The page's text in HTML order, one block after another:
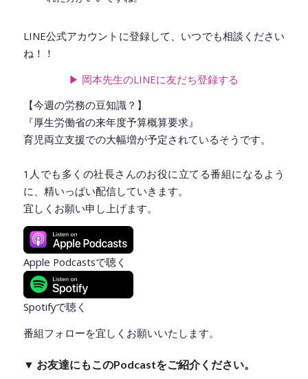
LINE公式アカウントに登録して、いつでも相談ください
ね！！
▶︎ 岡本先生のLINEに友だち登録する
【今週の労務の豆知識？】
『厚生労働省の来年度予算概算要求』
育児両立支援での大幅増が予定されているそうです。
1人でも多くの社長さんのお役に立てる番組になるよう
に、精いっぱい配信していきます。
宜しくお願い申し上げます。
Apple Podcastsで聴く
Spotifyで聴く
番組フォローを宜しくお願いいたします。
▼ お友達にもこのPodcastをご紹介ください。